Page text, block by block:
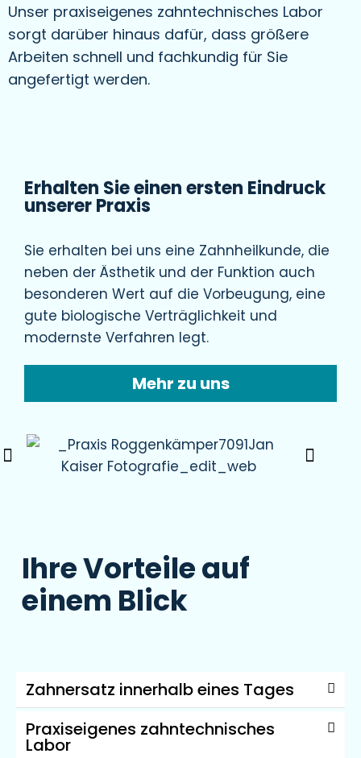
Unser praxiseigenes zahntechnisches Labor
sorgt darüber hinaus dafür, dass größere
Arbeiten schnell und fachkundig für Sie
angefertigt werden.
Erhalten Sie einen ersten Eindruck
unserer Praxis
Sie erhalten bei uns eine Zahnheilkunde, die
neben der Ästhetik und der Funktion auch
besonderen Wert auf die Vorbeugung, eine
gute biologische Verträglichkeit und
modernste Verfahren legt.
Mehr zu uns
Ihre Vorteile auf
einem Blick
Zahnersatz innerhalb eines Tages
Praxiseigenes zahntechnisches
Labor